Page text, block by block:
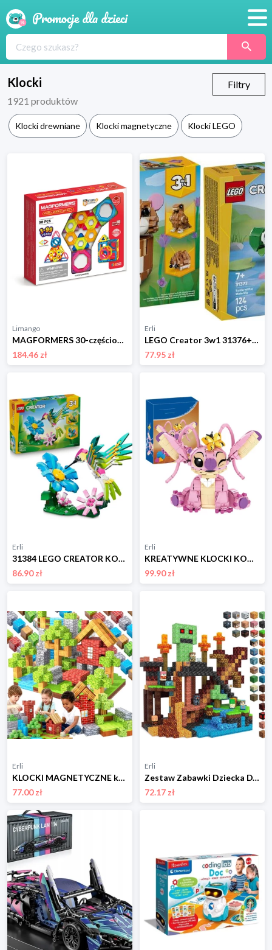
Blog
Wyprawka
Klocki
Filtry
1921 produktów
Klocki drewniane Klocki magnetyczne Klocki LEGO
Limango
MAGFORMERS 30-częściowy zestaw magnetyczny "Challenger" - 3+ rozmiar: onesize
184.46 zł
Erli
LEGO Creator 3w1 31376+31377 Chomik Orzeł Jeż + Żółw i kwiat lilii Kameleon
77.95 zł
Erli
31384 LEGO CREATOR KOLOROWY KOLIBER 3W1
86.90 zł
Erli
KREATYWNE KLOCKI KONSTRUKCYJNE – ANDZIA
99.90 zł
Erli
KLOCKI MAGNETYCZNE konstrukcyjne zestaw dla dzieci 144 elementy edukacyjne
77.00 zł
Erli
Zestaw Zabawki Dziecka DYI Klocki Magnetyczne Kreatywny Świat Budowanie
72.17 zł